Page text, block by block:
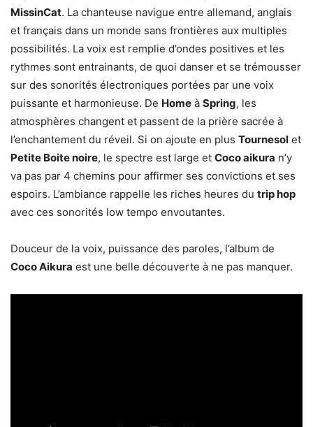
MissinCat. La chanteuse navigue entre allemand, anglais
et français dans un monde sans frontières aux multiples
possibilités. La voix est remplie d’ondes positives et les
rythmes sont entrainants, de quoi danser et se trémousser
sur des sonorités électroniques portées par une voix
puissante et harmonieuse. De Home à Spring, les
atmosphères changent et passent de la prière sacrée à
l’enchantement du réveil. Si on ajoute en plus Tournesol et
Petite Boite noire, le spectre est large et Coco aikura n’y
va pas par 4 chemins pour affirmer ses convictions et ses
espoirs. L’ambiance rappelle les riches heures du trip hop
avec ces sonorités low tempo envoutantes.
Douceur de la voix, puissance des paroles, l’album de
Coco Aikura est une belle découverte à ne pas manquer.